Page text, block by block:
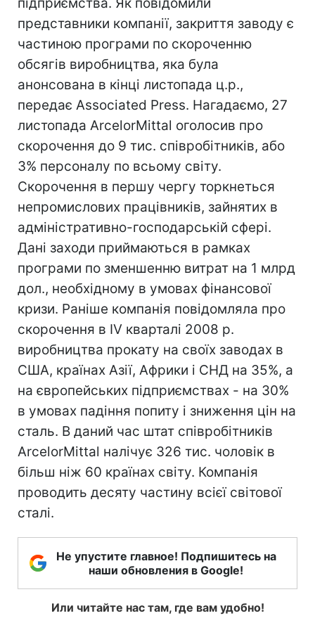
представники компанії, закриття заводу є
частиною програми по скороченню
обсягів виробництва, яка була
анонсована в кінці листопада ц.р.,
передає Associated Press. Нагадаємо, 27
листопада ArcelorMittal оголосив про
скорочення до 9 тис. співробітників, або
3% персоналу по всьому світу.
Скорочення в першу чергу торкнеться
непромислових працівників, зайнятих в
адміністративно-господарській сфері.
Дані заходи приймаються в рамках
програми по зменшенню витрат на 1 млрд
дол., необхідному в умовах фінансової
кризи. Раніше компанія повідомляла про
скорочення в IV кварталі 2008 р.
виробництва прокату на своїх заводах в
США, країнах Азії, Африки і СНД на 35%, а
на європейських підприємствах - на 30%
в умовах падіння попиту і зниження цін на
сталь. В даний час штат співробітників
ArcelorMittal налічує 326 тис. чоловік в
більш ніж 60 країнах світу. Компанія
проводить десяту частину всієї світової
сталі.
Не упустите главное! Подпишитесь на
наши обновления в Google!
Или читайте нас там, где вам удобно!